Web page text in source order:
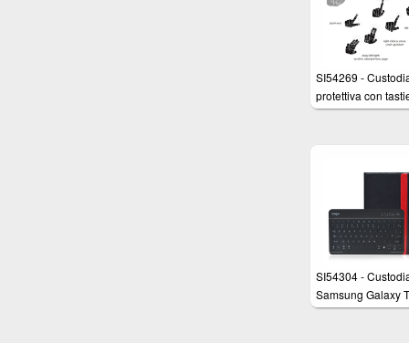
integrata con
di protezione e
SI54269 -
protettiva con
Bluetooth con
SI54304 -
Samsung Galaxy
S2 9.7 con